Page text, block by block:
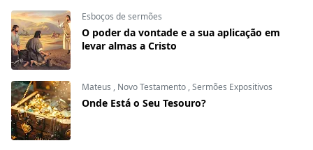
Esboços de sermões
O poder da vontade e a sua aplicação em
levar almas a Cristo
Mateus , Novo Testamento ,Sermões Expositivos
Onde Está o Seu Tesouro?